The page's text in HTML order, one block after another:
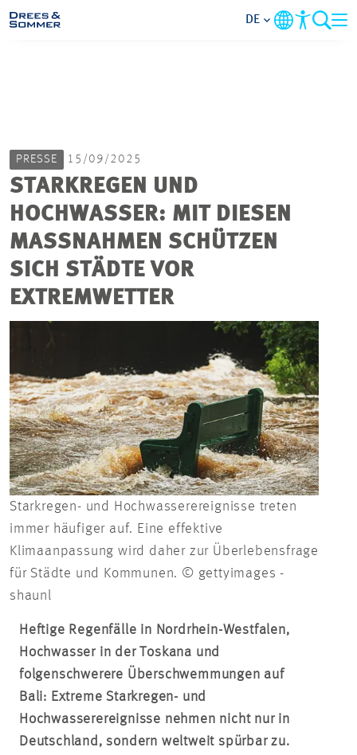
IM FOKUS
KARRIERE
PROJEKTE
DE
PRESSE 15/09/2025
STARKREGEN UND
HOCHWASSER: MIT DIESEN
MASSNAHMEN SCHÜTZEN S
ICH STÄDTE VOR E
XTREMWETTER
Starkregen- und Hochwasserereignisse treten
immer häufiger auf. Eine effektive
Klimaanpassung wird daher zur Überlebensfrage
für Städte und Kommunen. © gettyimages -
shaunl
Heftige Regenfälle in Nordrhein-Westfalen,
Hochwasser in der Toskana und
folgenschwerere Überschwemmungen auf
Bali: Extreme Starkregen- und
Hochwasserereignisse nehmen nicht nur in
Deutschland, sondern weltweit spürbar zu.